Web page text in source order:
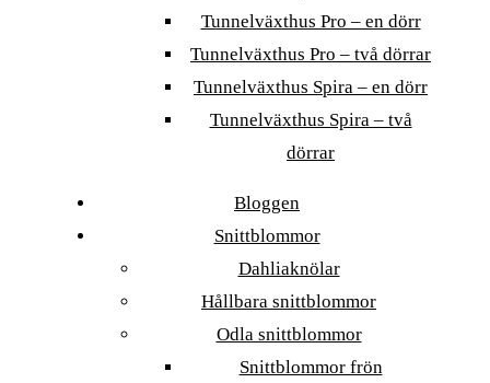
Tunnelväxthus Pro – en dörr
Tunnelväxthus Pro – två dörrar
Tunnelväxthus Spira – en dörr
Tunnelväxthus Spira – två
dörrar
Bloggen
Snittblommor
Dahliaknölar
Hållbara snittblommor
Odla snittblommor
Snittblommor frön